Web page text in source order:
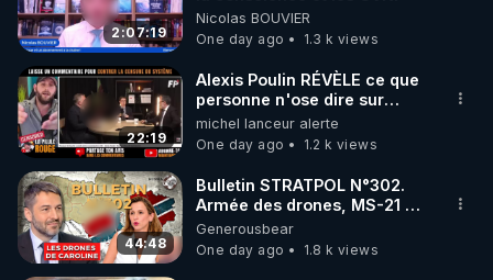
2:07:19
Nicolas BOUVIER
One day ago
1.3 k views
22:19
Alexis Poulin RÉVÈLE ce que
personne n'ose dire sur
l'Union européenne (C'est
explosif)
michel lanceur alerte
One day ago
1.2 k views
44:48
Bulletin STRATPOL N°302.
Armée des drones, MS-21 en
série, missiles coréens.
07.08.2026.
Generousbear
One day ago
1.8 k views